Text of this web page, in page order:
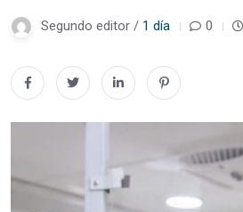
Segundo editor / 1 día 0